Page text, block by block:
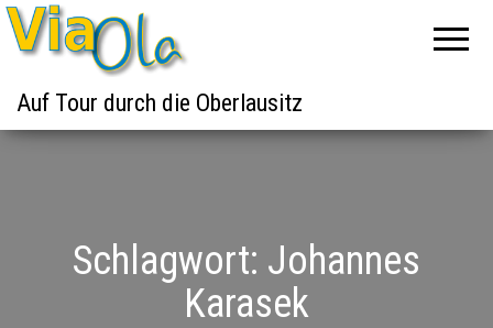
Auf Tour durch die Oberlausitz
Schlagwort: Johannes
Karasek